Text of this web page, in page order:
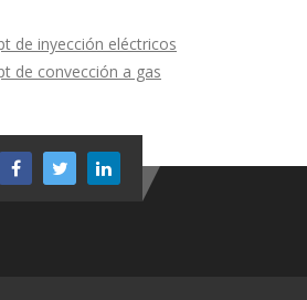
de inyección eléctricos
de convección a gas